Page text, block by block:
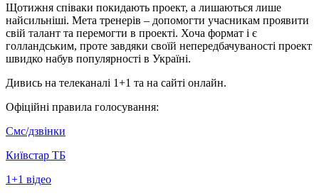
Щотижня співаки покидають проект, а лишаються лише
найсильніші. Мета тренерів – допомогти учасникам проявити
свій талант та перемогти в проекті. Хоча формат і є
голландським, проте завдяки своїй непередбачуваності проект
швидко набув популярності в Україні.
Дивись на телеканалі 1+1 та на сайті онлайн.
Офіційні правила голосування:
Смс/дзвінки
Київстар ТБ
1+1 відео